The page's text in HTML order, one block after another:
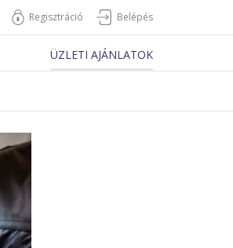
Regisztráció Belépés
ÜZLETI AJÁNLATOK